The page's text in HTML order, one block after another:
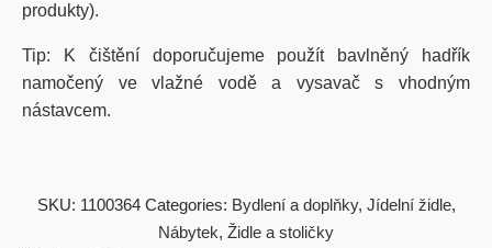
produkty).
Tip: K čištění doporučujeme použít bavlněný hadřík
namočený ve vlažné vodě a vysavač s vhodným
nástavcem.
SKU: 1100364 Categories: Bydlení a doplňky, Jídelní židle,
Nábytek, Židle a stoličky